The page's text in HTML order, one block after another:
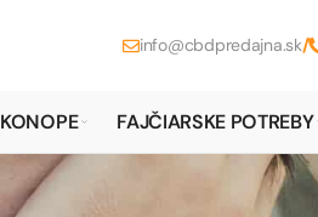
info@cbdpredajna.sk/
KONOPE FAJČIARSKE POTREBY